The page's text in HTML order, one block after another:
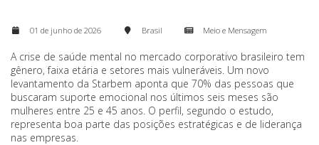
01 de junho de 2026 Brasil Meio e Mensagem
A crise de saúde mental no mercado corporativo brasileiro tem
gênero, faixa etária e setores mais vulneráveis. Um novo
levantamento da Starbem aponta que 70% das pessoas que
buscaram suporte emocional nos últimos seis meses são
mulheres entre 25 e 45 anos. O perfil, segundo o estudo,
representa boa parte das posições estratégicas e de liderança
nas empresas.